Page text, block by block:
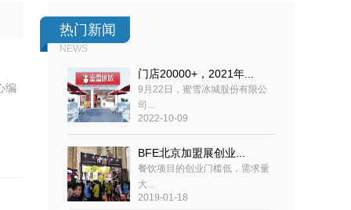
编
热门新闻
NEWS
门店20000+，2021年...
9月22日，蜜雪冰城股份有限公
司...
2022-10-09
BFE北京加盟展创业...
餐饮项目的创业门槛低，需求量
大...
2019-01-18